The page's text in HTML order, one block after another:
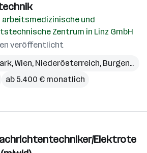
arbeitsmedizinische und
Zentrum in Linz GmbH
veröffentlicht
,Wien, Niederösterreich, Burgenland
ab 5.400 € monatlich
Elektrote